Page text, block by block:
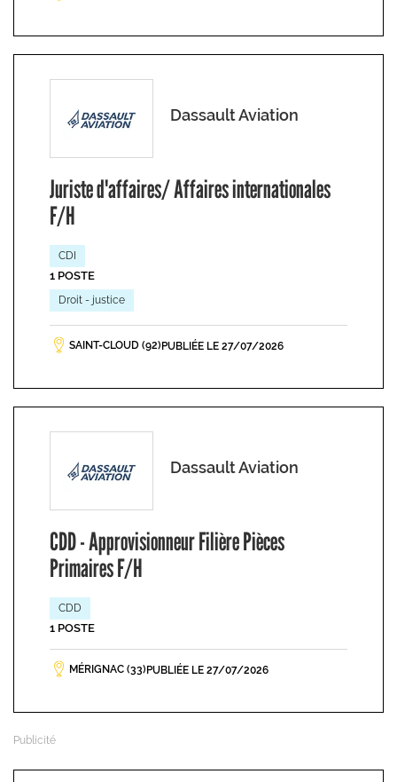
Dassault Aviation
Juriste d'affaires/ Affaires internationales
F/H
CDI
1 POSTE
Droit - justice
SAINT-CLOUD (92) PUBLIÉE LE 27/07/2026
Dassault Aviation
CDD - Approvisionneur Filière Pièces
Primaires F/H
CDD
1 POSTE
MÉRIGNAC (33) PUBLIÉE LE 27/07/2026